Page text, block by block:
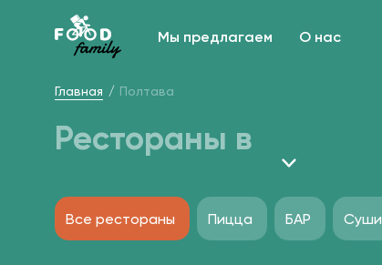
Мы предлагаем О нас
Главная Полтава
Рестораны в
Все рестораны Пицца БАР Суши